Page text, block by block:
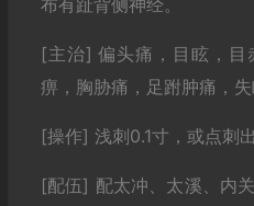
布有趾背侧神经。
[主治] 偏头痛，目眩，目
痹，胸胁痛，足跗肿痛，失
[操作] 浅刺0.1寸，或点刺出
[配伍] 配太冲、太溪、内